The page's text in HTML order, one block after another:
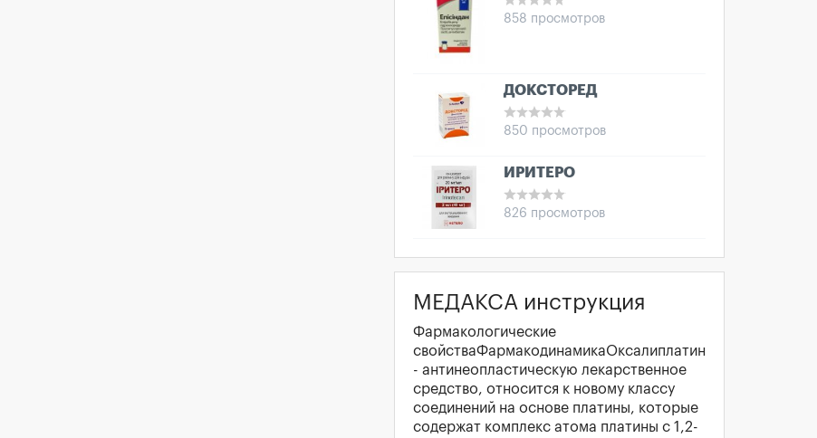
858 просмотров
ДОКСТОРЕД
850 просмотров
ИРИТЕРО
826 просмотров
МЕДАКСА инструкция
Фармакологические
свойстваФармакодинамикаОксалиплатин
- антинеопластическую лекарственное
средство, относится к новому классу
соединений на основе платины, которые
содержат комплекс атома платины с 1,2-